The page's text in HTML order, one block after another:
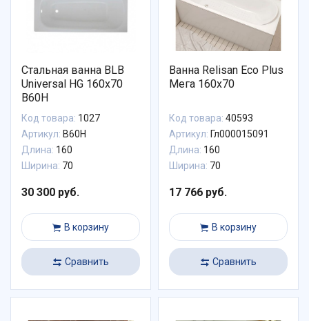
Стальная ванна BLB
Universal HG 160x70
B60H
Код товара: 1027
Артикул: B60H
Длина: 160
Ширина: 70
30 300 руб.
В корзину
Сравнить
Ванна Relisan Eco Plus
Мега 160х70
Код товара: 40593
Артикул: Гл000015091
Длина: 160
Ширина: 70
17 766 руб.
В корзину
Сравнить